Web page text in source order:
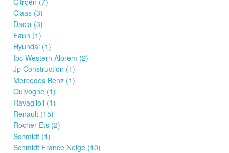
Claas (3)
Dacia (3)
Faun (1)
Hyundai (1)
Ibc Western Alorem (2)
Jp Construction (1)
Mercedes Benz (1)
Quivogne (1)
Ravaglioli (1)
Renault (15)
Rocher Ets (2)
Schmidt (1)
Schmidt France Neige (10)